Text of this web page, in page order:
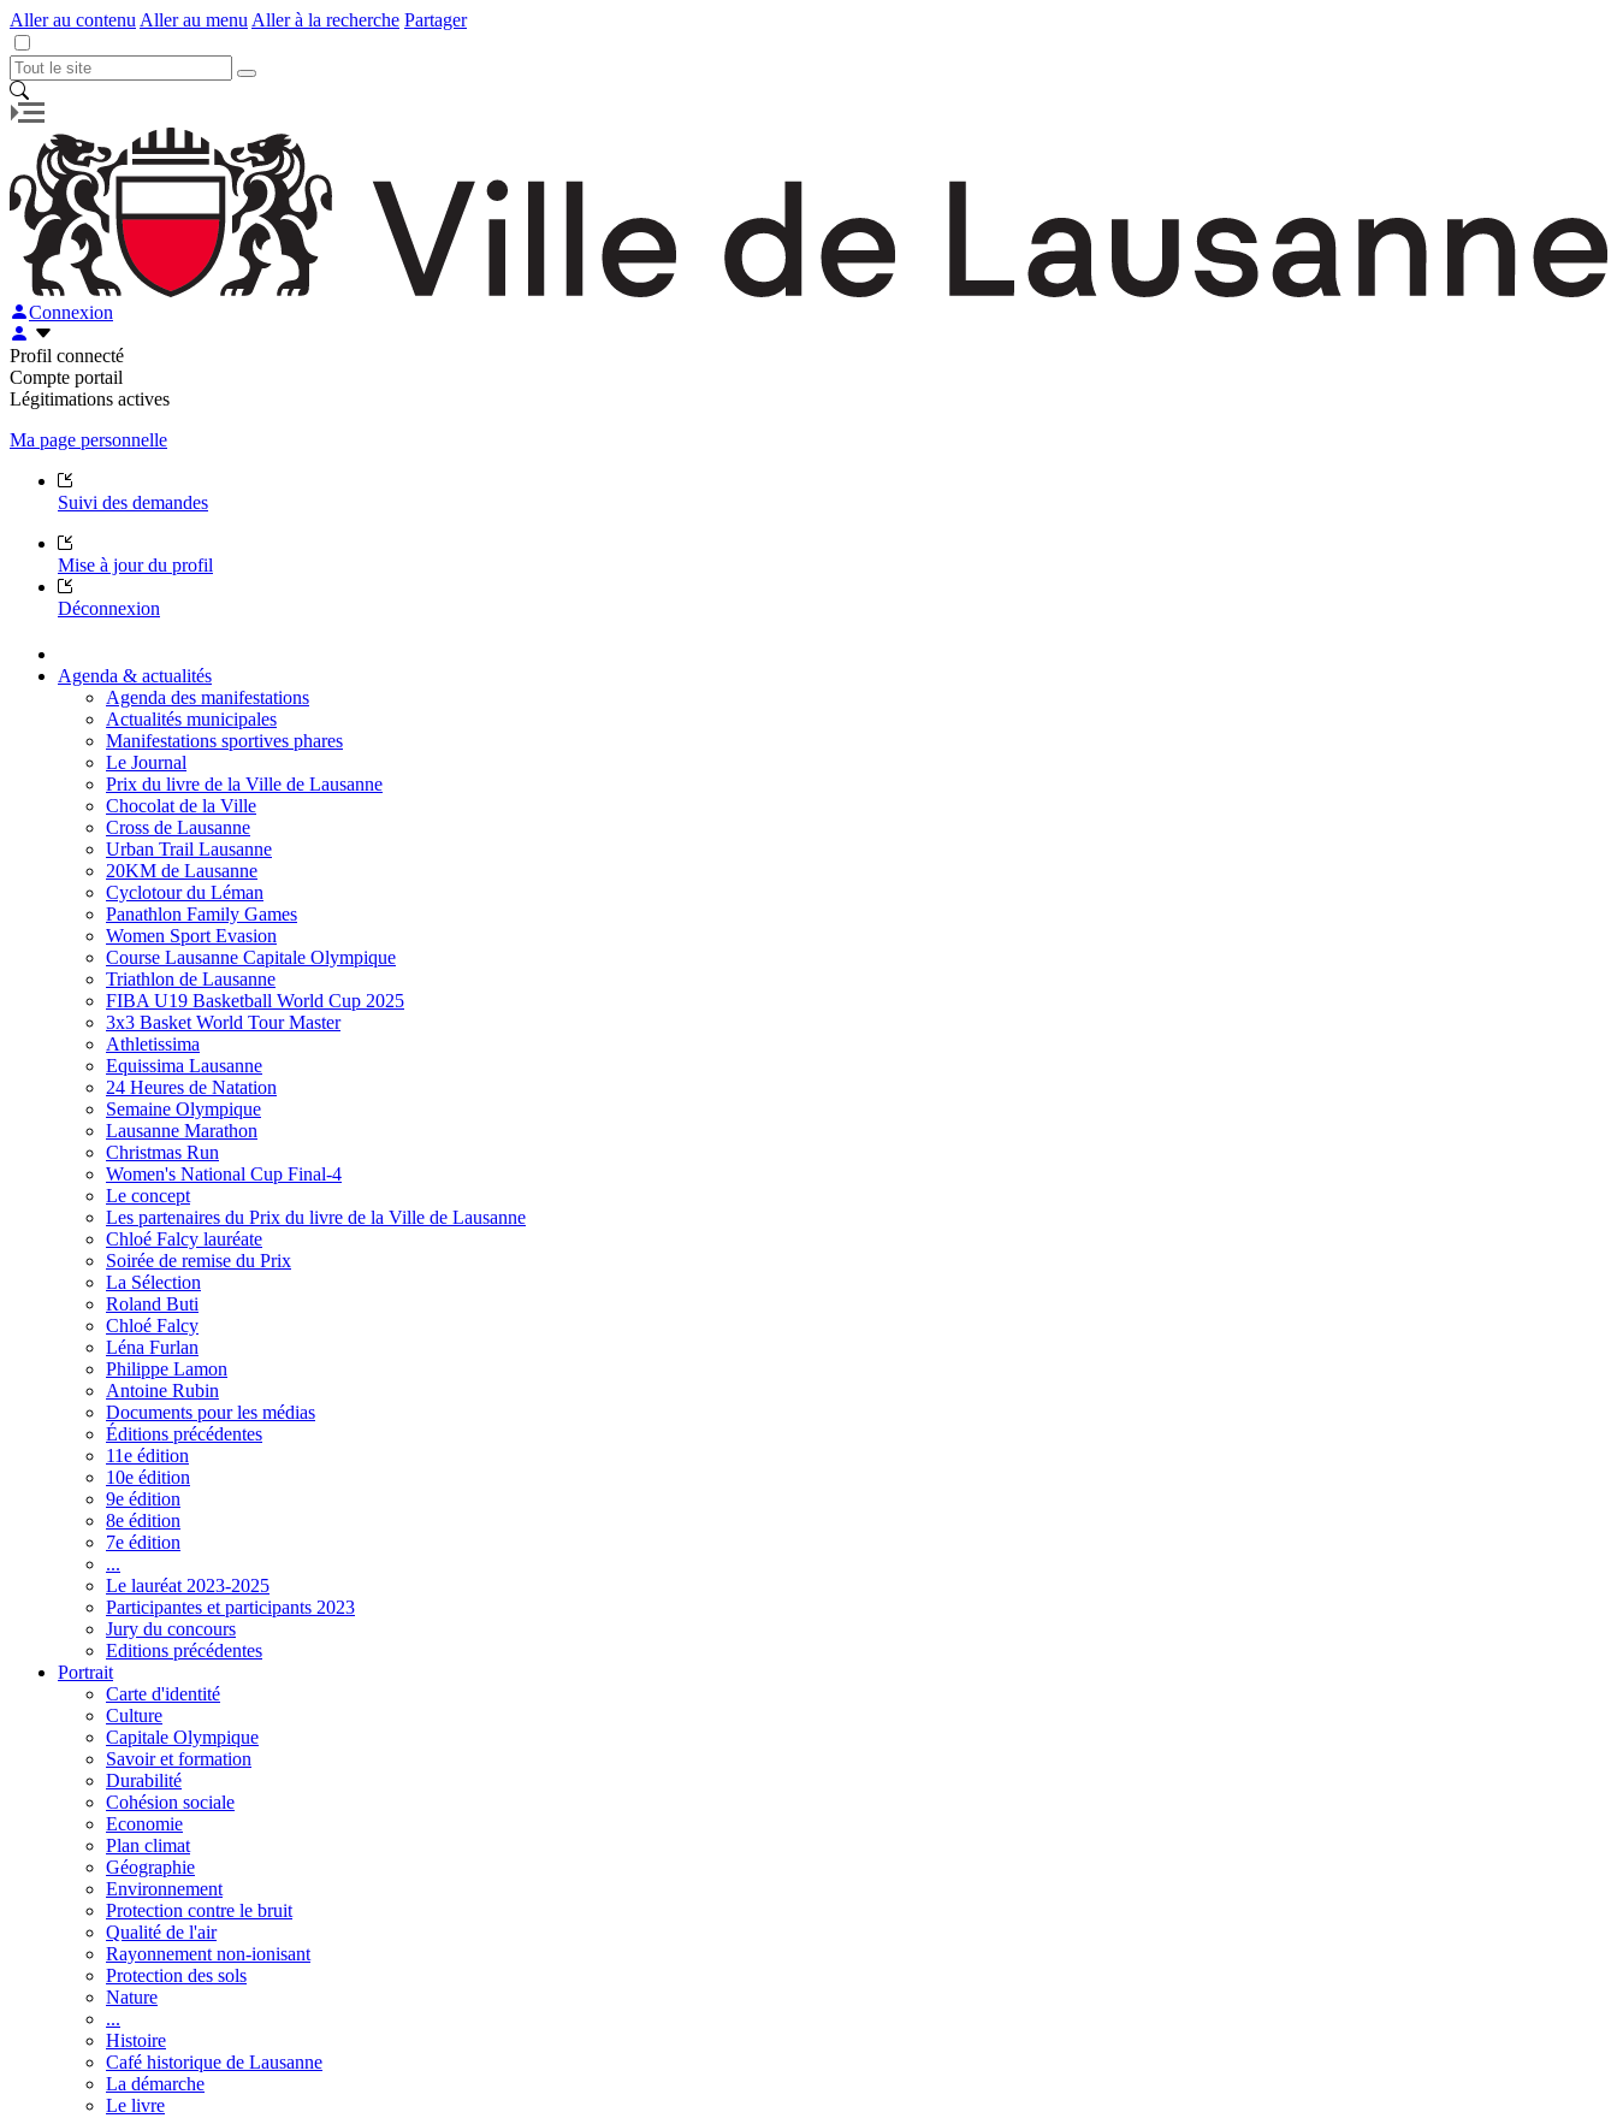
Aller au contenu Aller au menu Aller à la recherche Partager
Connexion
Profil connecté
Compte portail
Légitimations actives
Ma page personnelle
Suivi des demandes
Mise à jour du profil
Déconnexion
Agenda & actualités
Agenda des manifestations
Actualités municipales
Manifestations sportives phares
Le Journal
Prix du livre de la Ville de Lausanne
Chocolat de la Ville
Cross de Lausanne
Urban Trail Lausanne
20KM de Lausanne
Cyclotour du Léman
Panathlon Family Games
Women Sport Evasion
Course Lausanne Capitale Olympique
Triathlon de Lausanne
FIBA U19 Basketball World Cup 2025
3x3 Basket World Tour Master
Athletissima
Equissima Lausanne
24 Heures de Natation
Semaine Olympique
Lausanne Marathon
Christmas Run
Women's National Cup Final-4
Le concept
Les partenaires du Prix du livre de la Ville de Lausanne
Chloé Falcy lauréate
Soirée de remise du Prix
La Sélection
Roland Buti
Chloé Falcy
Léna Furlan
Philippe Lamon
Antoine Rubin
Documents pour les médias
Éditions précédentes
11e édition
10e édition
9e édition
8e édition
7e édition
...
Le lauréat 2023-2025
Participantes et participants 2023
Jury du concours
Editions précédentes
Portrait
Carte d'identité
Culture
Capitale Olympique
Savoir et formation
Durabilité
Cohésion sociale
Economie
Plan climat
Géographie
Environnement
Protection contre le bruit
Qualité de l'air
Rayonnement non-ionisant
Protection des sols
Nature
...
Histoire
Café historique de Lausanne
La démarche
Le livre